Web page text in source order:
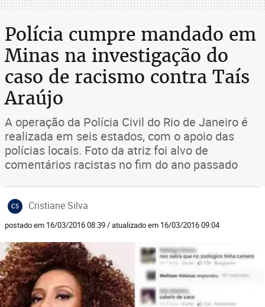
Polícia cumpre mandado em
Minas na investigação do
caso de racismo contra Taís
Araújo
A operação da Polícia Civil do Rio de Janeiro é
realizada em seis estados, com o apoio das
polícias locais. Foto da atriz foi alvo de
comentários racistas no fim do ano passado
CS Cristiane Silva
postado em 16/03/2016 08:39 / atualizado em 16/03/2016 09:04